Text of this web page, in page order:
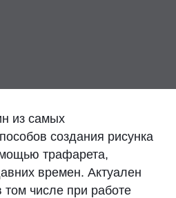
из самых
создания рисунка
трафарета,
времен. Актуален
числе при работе